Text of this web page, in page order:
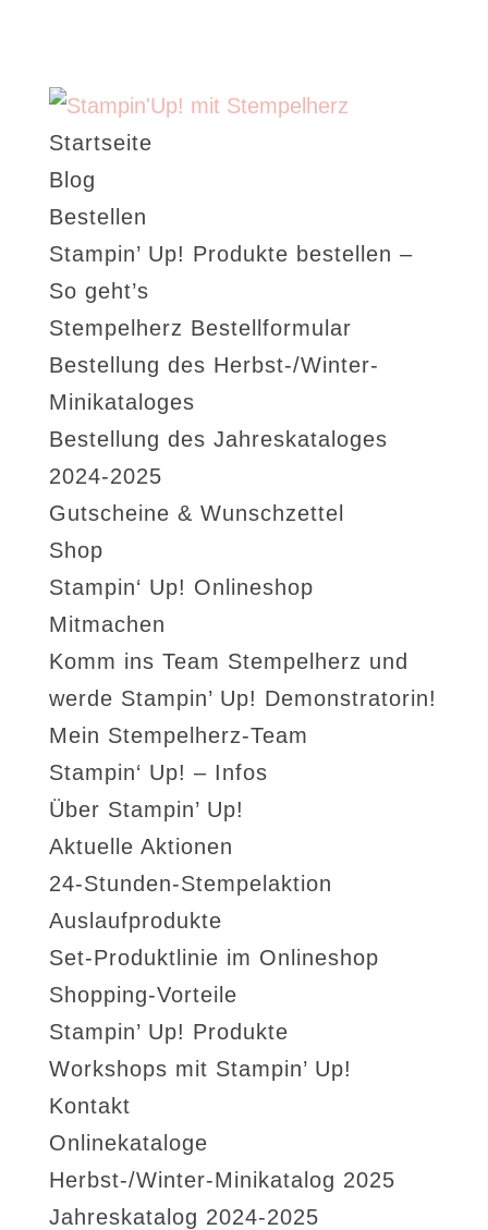
Startseite
Blog
Bestellen
Stampin’ Up! Produkte bestellen –
So geht’s
Stempelherz Bestellformular
Bestellung des Herbst-/Winter-
Minikataloges
Bestellung des Jahreskataloges
2024-2025
Gutscheine & Wunschzettel
Shop
Stampin‘ Up! Onlineshop
Mitmachen
Komm ins Team Stempelherz und
werde Stampin’ Up! Demonstratorin!
Mein Stempelherz-Team
Stampin‘ Up! – Infos
Über Stampin’ Up!
Aktuelle Aktionen
24-Stunden-Stempelaktion
Auslaufprodukte
Set-Produktlinie im Onlineshop
Shopping-Vorteile
Stampin’ Up! Produkte
Workshops mit Stampin’ Up!
Kontakt
Onlinekataloge
Herbst-/Winter-Minikatalog 2025
Jahreskatalog 2024-2025